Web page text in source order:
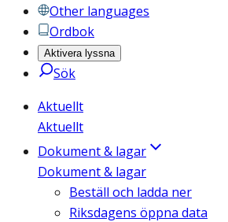
Other languages
Ordbok
Aktivera lyssna
Sök
Aktuellt
Aktuellt
Dokument & lagar
Dokument & lagar
Beställ och ladda ner
Riksdagens öppna data